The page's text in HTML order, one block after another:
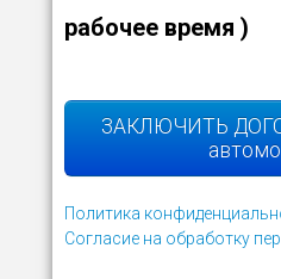
рабочее время )
ЗАКЛЮЧИТЬ
Политика
Согласие на обработку